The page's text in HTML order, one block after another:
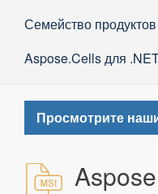
Семейство
Aspose.Cells для
Просмотрите